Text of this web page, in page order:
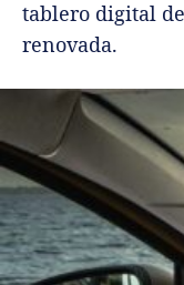
tablero digital
renovada.